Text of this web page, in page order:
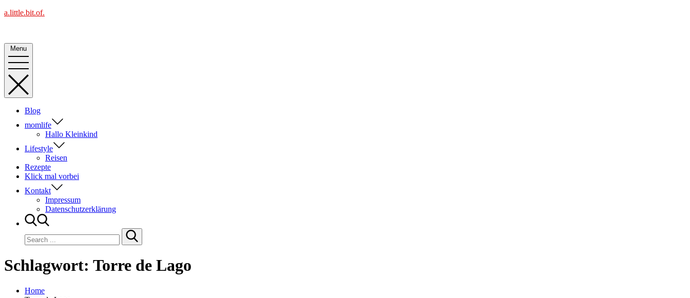
Skip
a.little.bit.of.
Menu
Blog
momlife
Hallo Kleinkind
Lifestyle
Reisen
Rezepte
Klick mal vorbei
Kontakt
Impressum
Datenschutzerklärung
for:
Schlagwort: Torre de Lago
Home